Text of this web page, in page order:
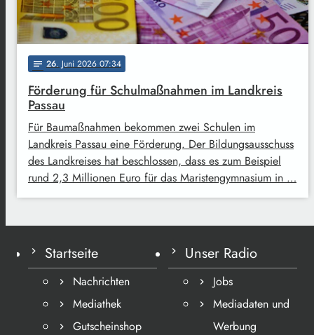
notes 26. Juni 2026 07:34
Förderung für Schulmaßnahmen im Landkreis
Passau
Für Baumaßnahmen bekommen zwei Schulen im
Landkreis Passau eine Förderung. Der Bildungsausschuss
des Landkreises hat beschlossen, dass es zum Beispiel
rund 2,3 Millionen Euro für das Maristengymnasium in …
Startseite
Nachrichten
Mediathek
Gutscheinshop
Unser Radio
Jobs
Mediadaten und
Werbung